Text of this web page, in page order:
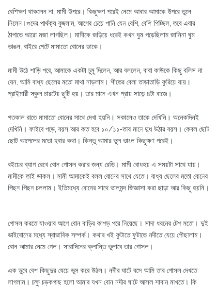
বেশিক্ষণ থাকলেন না, মামী উপরে। কিছুক্ষণ পরেই নেমে আবার আমাকে উপরে তুলে
নিলেন।গুদের পার্থক্য বুজলাম, আগের চেয়ে পানি যেন বেশি, বেশি পিচ্ছিল, তবে এবার
ঠাপাতে আরো মজা লাগছিল। মামীকে জড়িয়ে ধরেই কখন ঘুম পড়েছিলাম জানিনা ঘুম
ভাঙল, বাইরে গেটে মামাতো বোনের ডাকে।
মামী উঠে শাড়ি পরে, আমাকে একটা চুমু দিলেন, আর বললেন, বাবা কাউকে কিছু বলিস না
যেন, আমি বাধ্য ছেলের মতো মাথা নাড়লাম। শীতের বেলা তাড়াতাড়ি ফুরিয়ে যায়।
প্রাইমারী স্কুল চারটেয় ছুটি হয়। তার মানে এখন প্রায় সাড়ে ৪টা বাজে।
গতকাল রাতে মামাতো বোনের সাথে দেখা হয়নি। সকালেও তাকে দেখিনি। অনেকদিনই
দেখিনি। ফাইবে পড়ে, বয়স আর কত হবে ১০/১১-তার মানে দুধ উঠার বয়স। কেবল ছোট
ছোট আপেলের মতো হবার কথা। কিন্তু আমার ভুল ভাংল কিছুক্ষণ পরেই।
বইয়ের ব্যাগ রেখে বোন গোসল করার জন্য রেডি। মামী বোধহয় এ সময়টা সাথে যায়।
মামীকে তাই ডাকল। মামী আমাকেই বলল বোনের সাথে যেতে। বাধ্য ছেলের মতো বোনের
পিছন পিছন চললাম। ইতিমধ্যে বোনের সাথে ভালমন্দ জিজ্ঞাসা করা ছাড়া আর কিছু হয়নি।
গোসল করতে যাওয়ার আগে বোন বাড়ির কাপড় পরে নিয়েছে। সাদা ধরনের টেপ মতো। দুই
ভাইবোনের মধ্যে স্বাভাবিক সম্পর্ক। কথার খই ফুটাতে ফুটাতে নদীতে যেয়ে পৌছালাম।
বোন আমার নেমে গেল। সারাদিনের ক্লান্তি ভুলাবে তার গোসল।
এক ডুবে বেশ কিছুদুর যেয়ে ভূস করে উঠল। নদীর ঘাটে বসে আমি তার গোসল দেখতে
লাগলাম। চক্ষু চড়কগাছ হলো আমার যখন বোন নদীর ঘাটে আসল সাবান মাখতে। কি